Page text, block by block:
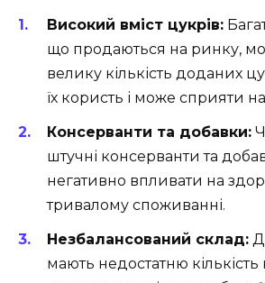
Високий вміст цукрів:
що продаються на ринку,
велику кількість доданих
їх користь і може сприяти
Консерванти та добавки:
штучні консерванти та
негативно впливати на
тривалому споживанні.
Незбалансований склад:
мають недостатню кількість